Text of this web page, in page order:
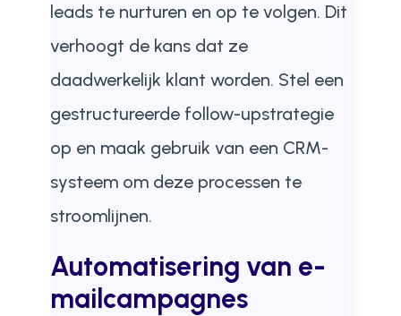
leads te nurturen en op te volgen. Dit
verhoogt de kans dat ze
daadwerkelijk klant worden. Stel een
gestructureerde follow-upstrategie
op en maak gebruik van een CRM-
systeem om deze processen te
stroomlijnen.
Automatisering van e-
mailcampagnes